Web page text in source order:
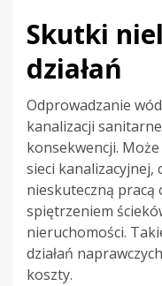
Skutki
działań
Odprowadzanie
kanalizacji
konsekwencji.
sieci kanalizacyjnej,
nieskuteczną pracą
spiętrzeniem
nieruchomości.
działań
koszty.